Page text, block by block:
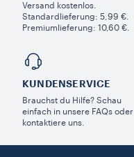
Versand kostenlos.
Standardlieferung: 5,99 €.
Premiumlieferung: 10,60 €.
KUNDENSERVICE​
Brauchst du Hilfe? Schau
einfach in unsere FAQs oder
kontaktiere uns.